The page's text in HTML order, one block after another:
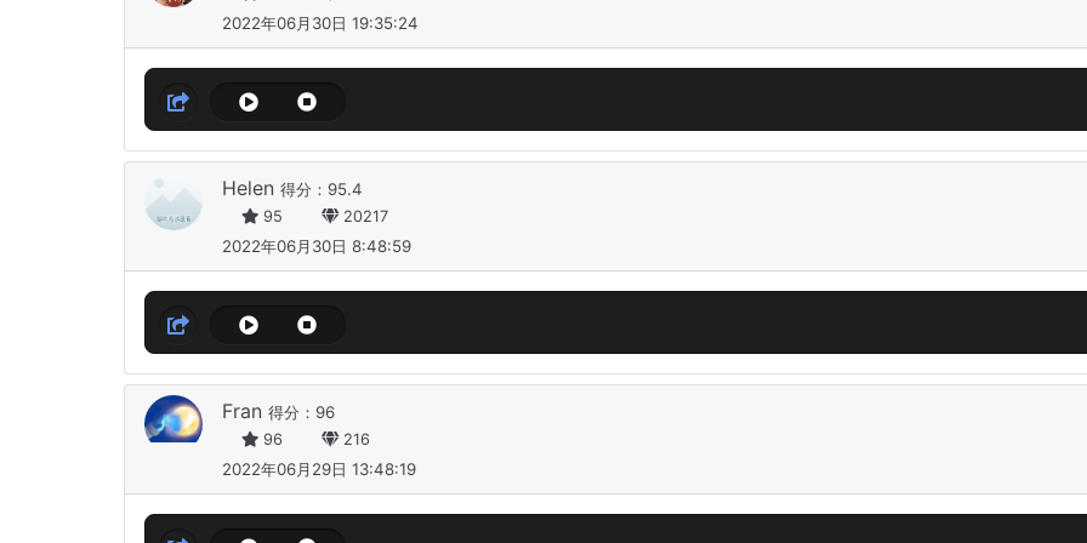
2022年06月30日 19:35:24
Helen 得分：95.4
95 20217
2022年06月30日 8:48:59
Fran 得分：96
96 216
2022年06月29日 13:48:19